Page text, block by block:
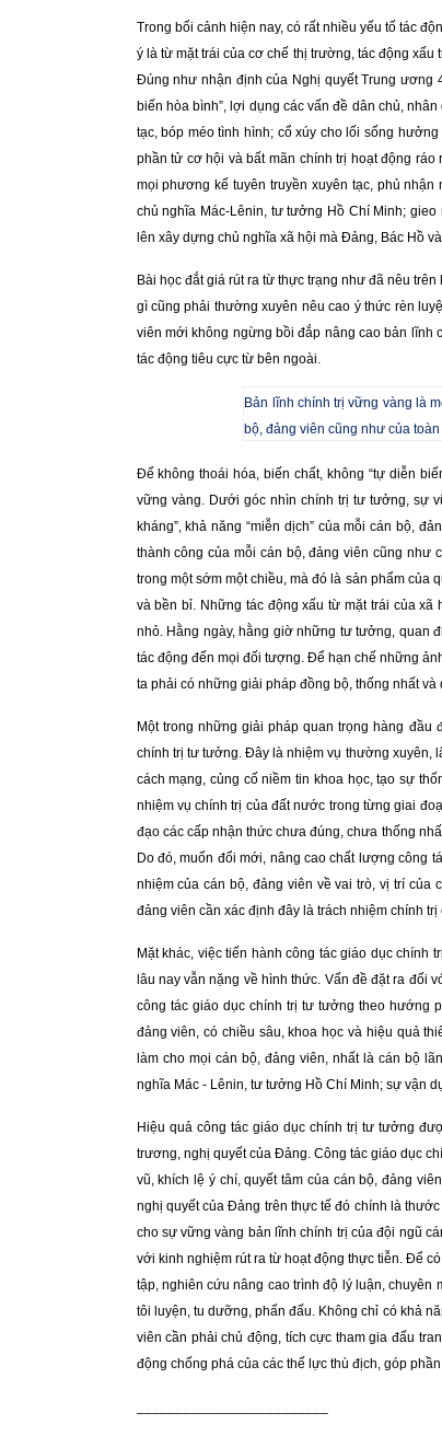
Trong bối cảnh hiện nay, có rất nhiều yếu tố tác
ý là từ mặt trái của cơ chế thị trường, tác động
Đúng như nhận định của Nghị quyết Trung ương
biến hòa bình”, lợi dụng các vấn đề dân chủ,
tạc, bóp méo tình hình; cổ xúy cho lối sống
phần tử cơ hội và bất mãn chính trị hoạt động
mọi phương kế tuyên truyền xuyên tạc, phủ
chủ nghĩa Mác-Lênin, tư tưởng Hồ Chí Minh;
lên xây dựng chủ nghĩa xã hội mà Đảng, Bác Hồ
Bài học đắt giá rút ra từ thực trạng như đã nêu
gì cũng phải thường xuyên nêu cao ý thức rèn
viên mới không ngừng bồi đắp nâng cao bản lĩnh
tác động tiêu cực từ bên ngoài.
Bản lĩnh chính trị vững vàng là
bộ, đảng viên cũng như của
Để không thoái hóa, biến chất, không “tự diễn
vững vàng. Dưới góc nhìn chính trị tư tưởng, sự
kháng”, khả năng “miễn dịch” của mỗi cán bộ,
thành công của mỗi cán bộ, đảng viên cũng
trong một sớm một chiều, mà đó là sản phẩm
và bền bỉ. Những tác động xấu từ mặt trái của
nhỏ. Hằng ngày, hằng giờ những tư tưởng, quan
tác động đến mọi đối tượng. Để hạn chế những
ta phải có những giải pháp đồng bộ, thống nhất và
Một trong những giải pháp quan trọng hàng
chính trị tư tưởng. Đây là nhiệm vụ thường xuyên,
cách mạng, củng cố niềm tin khoa học, tạo sự
nhiệm vụ chính trị của đất nước trong từng giai
đạo các cấp nhận thức chưa đúng, chưa thống
Do đó, muốn đổi mới, nâng cao chất lượng công
nhiệm của cán bộ, đảng viên về vai trò, vị trí của
đảng viên cần xác định đây là trách nhiệm chính trị
Mặt khác, việc tiến hành công tác giáo dục
lâu nay vẫn nặng về hình thức. Vấn đề đặt ra đối
công tác giáo dục chính trị tư tưởng theo hướng
đảng viên, có chiều sâu, khoa học và hiệu quả
làm cho mọi cán bộ, đảng viên, nhất là cán bộ
nghĩa Mác - Lênin, tư tưởng Hồ Chí Minh; sự vận
Hiệu quả công tác giáo dục chính trị tư tưởng
trương, nghị quyết của Đảng. Công tác giáo dục
vũ, khích lệ ý chí, quyết tâm của cán bộ, đảng
nghị quyết của Đảng trên thực tế đó chính là
cho sự vững vàng bản lĩnh chính trị của đội ngũ
với kinh nghiệm rút ra từ hoạt động thực tiễn. Để
tập, nghiên cứu nâng cao trình độ lý luận,
tôi luyện, tu dưỡng, phấn đấu. Không chỉ có khả
viên cần phải chủ động, tích cực tham gia đấu
động chống phá của các thế lực thù địch, góp